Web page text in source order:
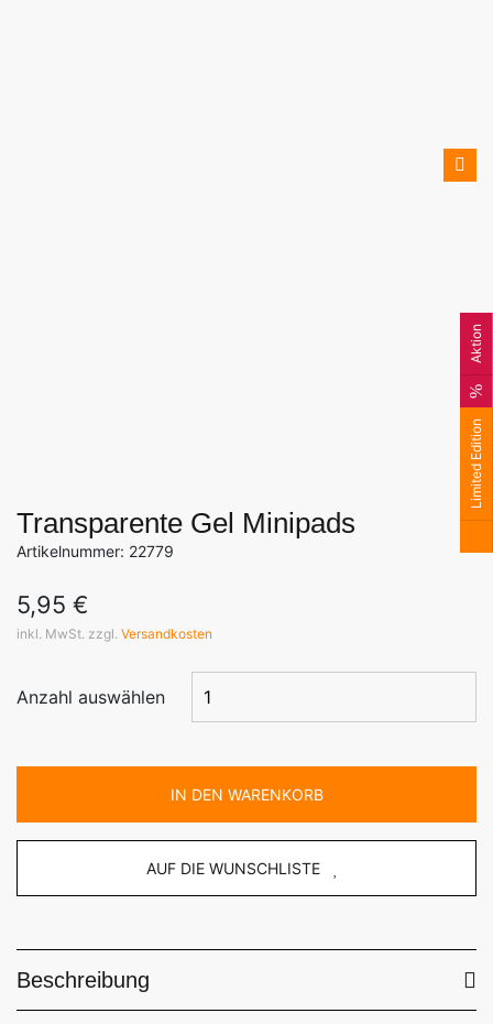
Transparente Gel Minipads
Artikelnummer: 22779
5,95 €
inkl. MwSt. zzgl. Versandkosten
Anzahl auswählen
IN DEN WARENKORB
AUF DIE WUNSCHLISTE
Beschreibung
Limited Edition
Aktion